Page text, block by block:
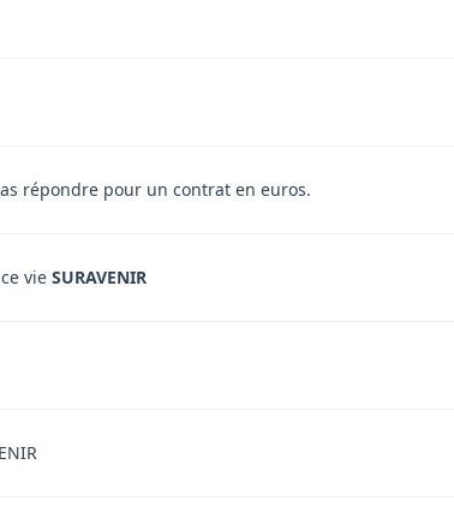
répondre pour un contrat en euros.
vie SURAVENIR